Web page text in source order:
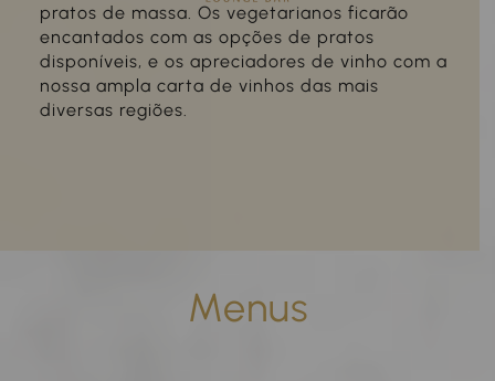
pratos de massa. Os vegetarianos ficarão
encantados com as opções de pratos
disponíveis, e os apreciadores de vinho com a
nossa ampla carta de vinhos das mais
diversas regiões.
Menus